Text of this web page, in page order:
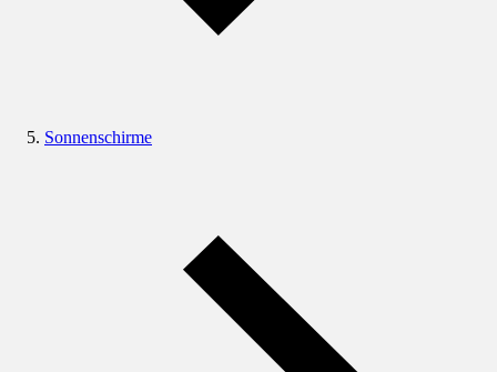
Sonnenschirme